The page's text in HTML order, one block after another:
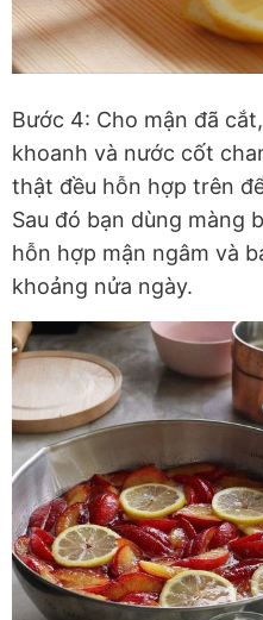
Bước 4: Cho mận đã
khoanh và nước cốt
thật đều hỗn hợp trên
Sau đó bạn dùng màng
hỗn hợp mận ngâm và
khoảng nửa ngày.